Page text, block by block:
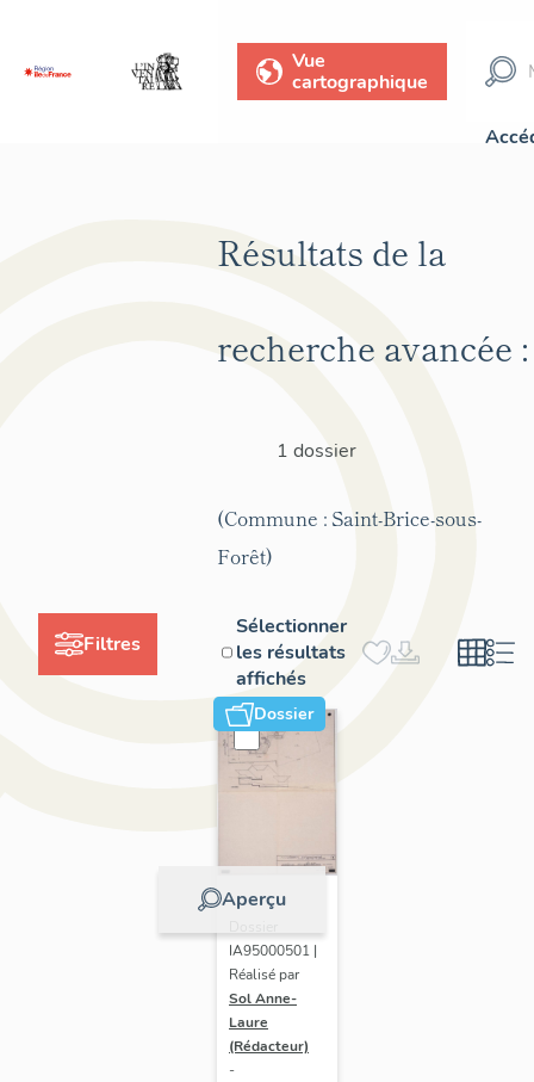
Vue
cartographique
Filtres
Résultats de la
recherche avancée :
1 dossier
(Commune : Saint-Brice-sous-
Forêt)
Sélectionner
les résultats
affichés
Dossier
Aperçu
IA95000501 |
Réalisé par
Sol Anne-
Laure
(Rédacteur)
-